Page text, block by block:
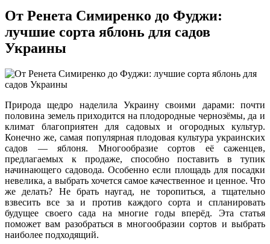
От Ренета Симиренко до Фуджи:
лучшие сорта яблонь для садов
Украины
Природа щедро наделила Украину своими дарами: почти
половина земель приходится на плодородные чернозёмы, да и
климат благоприятен для садовых и огородных культур.
Конечно же, самая популярная плодовая культура украинских
садов — яблоня. Многообразие сортов её саженцев,
предлагаемых к продаже, способно поставить в тупик
начинающего садовода. Особенно если площадь для посадки
невелика, а выбрать хочется самое качественное и ценное. Что
же делать? Не брать наугад, не торопиться, а тщательно
взвесить все за и против каждого сорта и спланировать
будущее своего сада на многие годы вперёд. Эта статья
поможет вам разобраться в многообразии сортов и выбрать
наиболее подходящий.